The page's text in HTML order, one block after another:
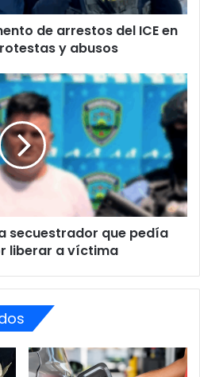
a votación en una sesión
de arrestos del ICE en
y abusos
secuestrador que pedía
liberar a víctima